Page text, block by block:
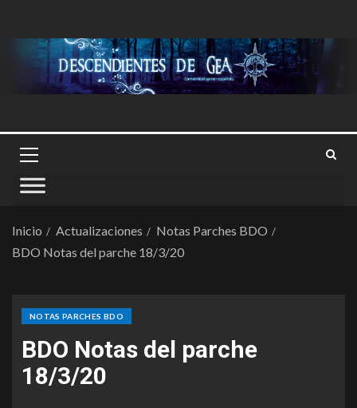
Inicio Actualizaciones
Notas Parches BDO
BDO Notas del parche 18/3/20
NOTAS PARCHES BDO
BDO Notas del parche
18/3/20